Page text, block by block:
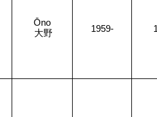
Ōno
大野
1959-